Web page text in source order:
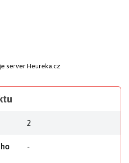
server Heureka.cz
2
-